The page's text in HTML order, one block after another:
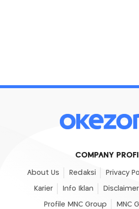
COMPANY
About Us Redaksi Privacy
Karier Info Iklan Disclaimer
Profile MNC Group MNC